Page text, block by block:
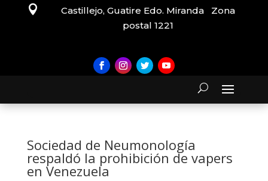

Castillejo, Guatire Edo. Miranda Zona
postal 1221
Sociedad de Neumonología
respaldó la prohibición de vapers
en Venezuela